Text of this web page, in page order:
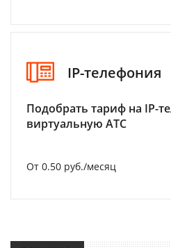
IP-телефония
Подобрать тариф на IP-
виртуальную АТС
От 0.50 руб./месяц